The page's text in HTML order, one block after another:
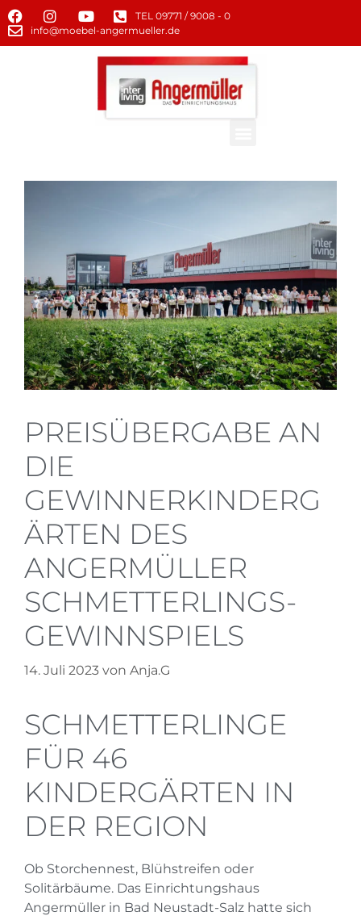
TEL 09771 / 9008 - 0
info@moebel-angermueller.de
PREISÜBERGABE AN
DIE
GEWINNERKINDERG
ÄRTEN DES
ANGERMÜLLER
SCHMETTERLINGS-
GEWINNSPIELS
14. Juli 2023 von Anja.G
SCHMETTERLINGE
FÜR 46
KINDERGÄRTEN IN
DER REGION
Ob Storchennest, Blühstreifen oder
Solitärbäume. Das Einrichtungshaus
Angermüller in Bad Neustadt-Salz hatte sich